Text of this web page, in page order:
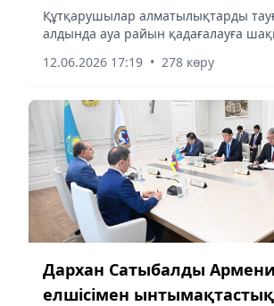
қадағалауға шақырды
Құтқарушылар алматылықтарды
алдында ауа райын қадағалауға
12.06.2026 17:19 • 278 көру
Дархан Сатыбалды
елшісімен